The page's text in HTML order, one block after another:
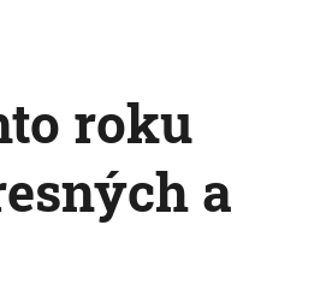
roku
a